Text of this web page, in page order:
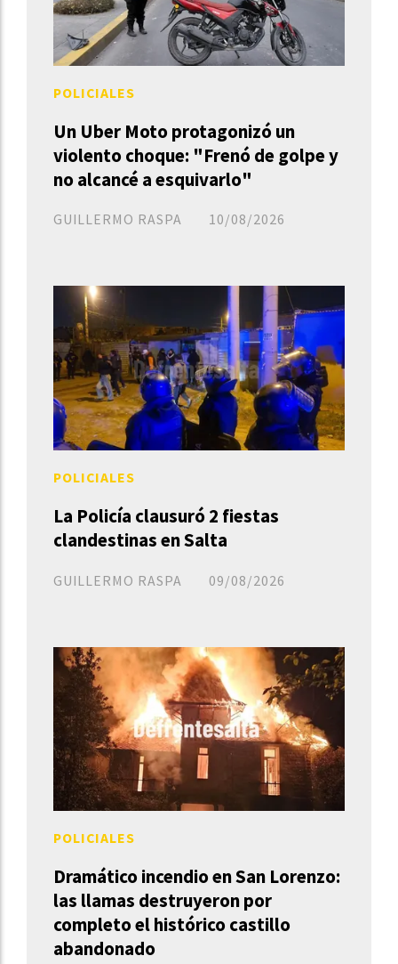
Un Uber Moto protagonizó un
violento choque: "Frenó de golpe y
no alcancé a esquivarlo"
GUILLERMO RASPA
POLICIALES
10/08/2026
La Policía clausuró 2 fiestas
clandestinas en Salta
GUILLERMO RASPA
POLICIALES
09/08/2026
Dramático incendio en San Lorenzo:
las llamas destruyeron por
completo el histórico castillo
abandonado
POLICIALES